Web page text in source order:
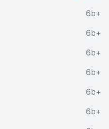
6b+
6b+
6b+
6b+
6b+
6b+